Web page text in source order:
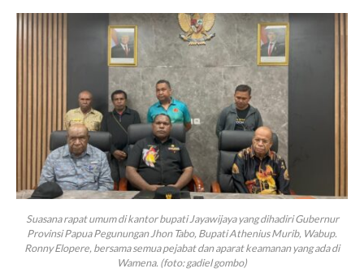
Suasana rapat umum di kantor bupati Jayawijaya yang dihadiri Gubernur
Provinsi Papua Pegunungan Jhon Tabo, Bupati Athenius Murib, Wabup.
Ronny Elopere, bersama semua pejabat dan aparat keamanan yang ada di
Wamena. (foto: gadiel gombo)